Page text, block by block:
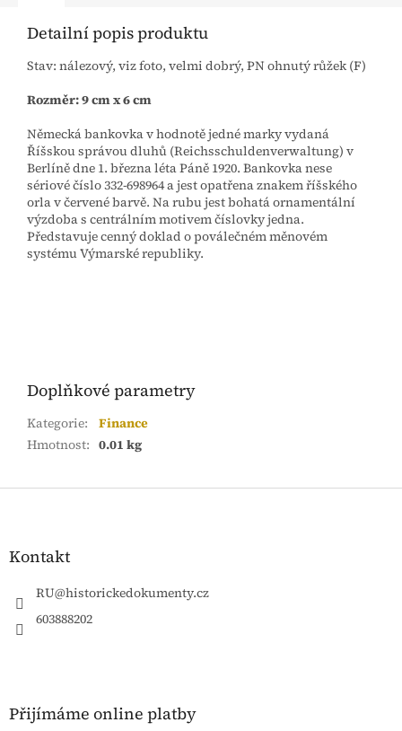
Detailní popis produktu
Stav: nálezový, viz foto, velmi dobrý, PN ohnutý růžek (F)
Rozměr: 9 cm x 6 cm
Německá bankovka v hodnotě jedné marky vydaná
Říšskou správou dluhů (Reichsschuldenverwaltung) v
Berlíně dne 1. března léta Páně 1920. Bankovka nese
sériové číslo 332-698964 a jest opatřena znakem říšského
orla v červené barvě. Na rubu jest bohatá ornamentální
výzdoba s centrálním motivem číslovky jedna.
Představuje cenný doklad o poválečném měnovém
systému Výmarské republiky.
Doplňkové parametry
Kategorie:
Finance
Hmotnost: 0.01 kg
Z
Kontakt
RU@historickedokumenty.cz
603888202
Přijímáme online platby